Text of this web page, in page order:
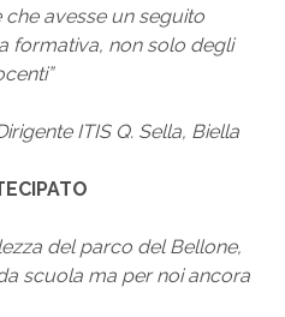
avesse un seguito
formativa, non solo degli
ITIS Q. Sella, Biella
del parco del Bellone,
scuola ma per noi ancora